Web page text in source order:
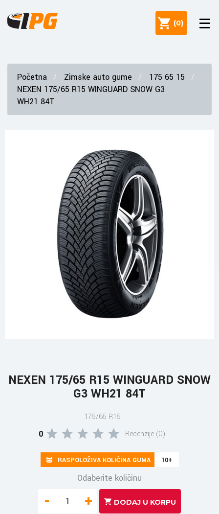
(0)
Početna Zimske auto gume
175 65 15
NEXEN 175/65 R15 WINGUARD SNOW G3
WH21 84T
NEXEN 175/65 R15 WINGUARD SNOW
G3 WH21 84T
175/65 R15
0 Recenzije (0)
RASPOLOŽIVA KOLIČINA GUMA 10+
Odaberite količinu
- +